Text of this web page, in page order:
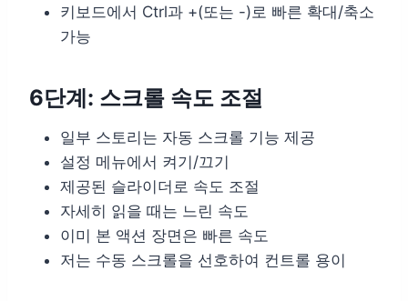
키보드에서 Ctrl과 +(또는 -)로 빠른 확대/축소
가능
6단계: 스크롤 속도 조절
일부 스토리는 자동 스크롤 기능 제공
설정 메뉴에서 켜기/끄기
제공된 슬라이더로 속도 조절
자세히 읽을 때는 느린 속도
이미 본 액션 장면은 빠른 속도
저는 수동 스크롤을 선호하여 컨트롤 용이